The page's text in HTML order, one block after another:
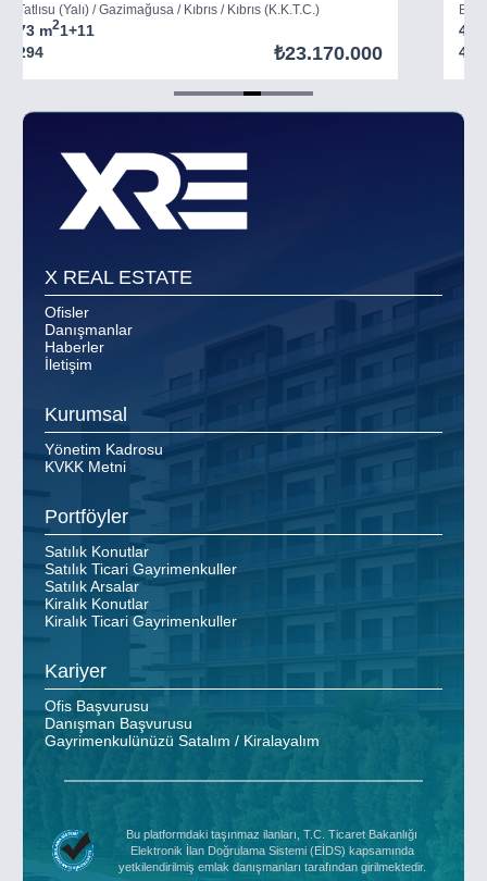
Tatlısu (Yalı) / Gazimağusa / Kıbrıs / Kıbrıs (K.K.T.C.)
73 m21+11
294
₺23.170.000
45
403
of
X REAL ESTATE
Ofisler
Danışmanlar
Haberler
İletişim
Kurumsal
Yönetim Kadrosu
KVKK Metni
Portföyler
Satılık Konutlar
Satılık Ticari Gayrimenkuller
Satılık Arsalar
Kiralık Konutlar
Kiralık Ticari Gayrimenkuller
Kariyer
Ofis Başvurusu
Danışman Başvurusu
Gayrimenkulünüzü Satalım / Kiralayalım
Bu platformdaki taşınmaz ilanları, T.C. Ticaret Bakanlığı
Elektronik İlan Doğrulama Sistemi (EİDS) kapsamında
yetkilendirilmiş emlak danışmanları tarafından girilmektedir.